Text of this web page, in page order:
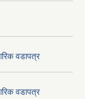
वडापत्र
वडापत्र